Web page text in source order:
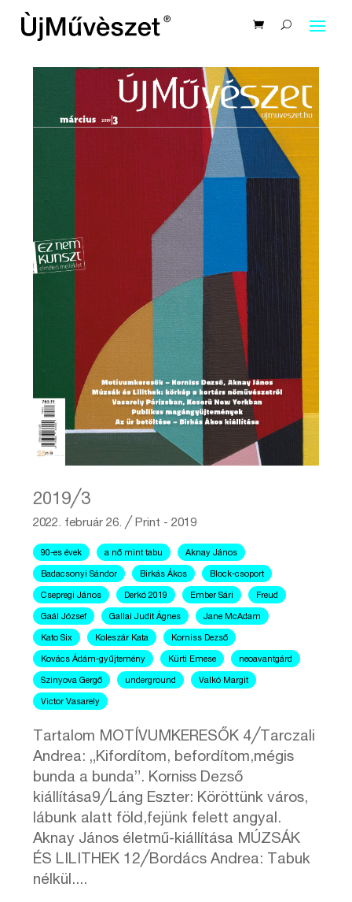
2019╱3
2022. február 26. ╱ Print - 2019
90-es évek a nő mint tabu Aknay János
Badacsonyi Sándor Birkás Ákos Block-csoport
Csepregi János Derkó 2019 Ember Sári Freud
Gaál József Gallai Judit Ágnes Jane McAdam
Kato Six Koleszár Kata Korniss Dezső
Kovács Ádám-gyűjtemény Kürti Emese neoavantgárd
Szinyova Gergő underground Valkó Margit
Victor Vasarely
Tartalom MOTÍVUMKERESŐK 4╱Tarczali
Andrea: „Kifordítom, befordítom,mégis
bunda a bunda”. Korniss Dezső
kiállítása9╱Láng Eszter: Köröttünk város,
lábunk alatt föld,fejünk felett angyal.
Aknay János életmű-kiállítása MÚZSÁK
ÉS LILITHEK 12╱Bordács Andrea: Tabuk
nélkül....